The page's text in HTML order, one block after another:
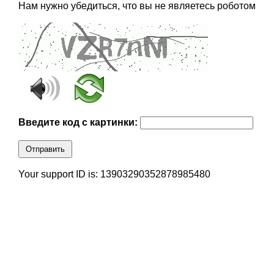
Нам нужно убедиться, что вы не являетесь роботом
Введите код с картинки:
Отправить
Your support ID is: 13903290352878985480